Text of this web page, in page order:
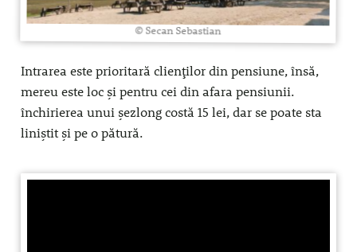
© Secan Sebastian
Intrarea este prioritară clienților din pensiune, însă,
mereu este loc și pentru cei din afara pensiunii.
închirierea unui șezlong costă 15 lei, dar se poate sta
liniștit și pe o pătură.